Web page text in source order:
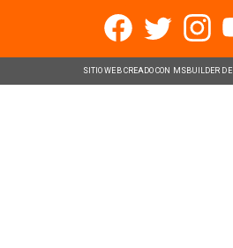
SITIO WEB CREADO CON MSBUILDER